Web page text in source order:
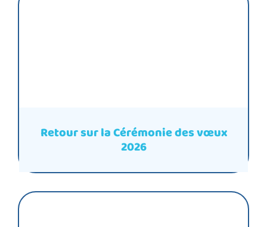
Retour sur la Cérémonie des vœux
2026